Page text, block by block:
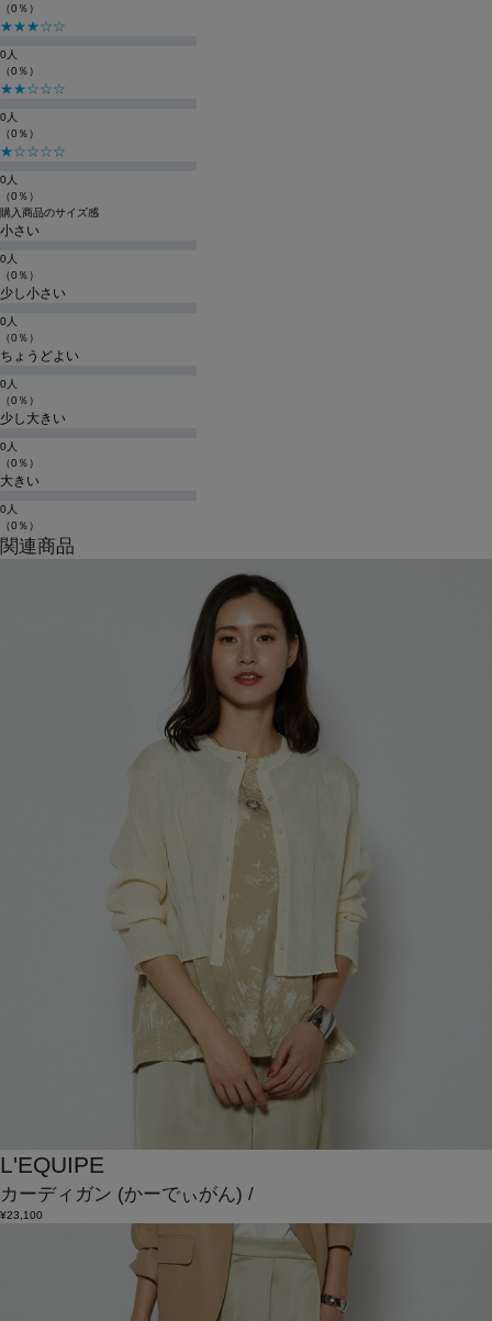
（0％）
★★★☆☆
0人
（0％）
★★☆☆☆
0人
（0％）
★☆☆☆☆
0人
（0％）
購入商品のサイズ感
小さい
0人
（0％）
少し小さい
0人
（0％）
ちょうどよい
0人
（0％）
少し大きい
0人
（0％）
大きい
0人
（0％）
関連商品
L'EQUIPE
カーディガン (かーでぃがん) /
¥23,100